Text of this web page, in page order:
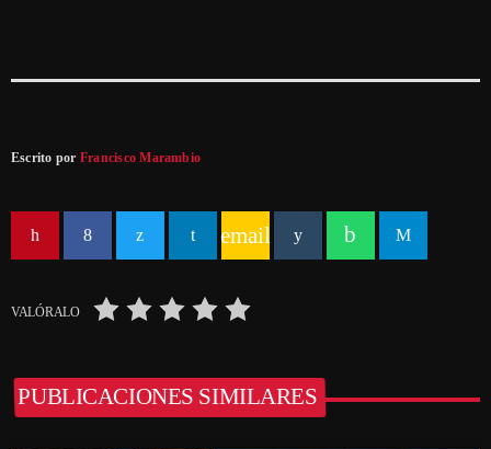
Escrito por Francisco Marambio
email
VALÓRALO
PUBLICACIONES SIMILARES